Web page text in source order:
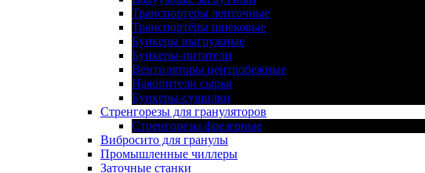
Транспортеры ленточные
Транспортёры шнековые
Бункеры выгружные
Бункеры-питатели
Вентиляторы центробежные
Накопители сырья
Бункеры-сушилки
Стренгорезы для грануляторов
Стренгорезы фрезерные
Вибросито для гранулы
Промышленные чиллеры
Заточные станки